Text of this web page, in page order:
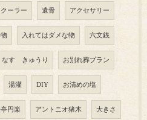
クーラー 遺骨 アクセサリー
入れてはダメな物 六文銭
なす きゅうり お別れ葬プラン
湯灌 DIY お清めの塩
円楽 アントニオ猪木 大きさ